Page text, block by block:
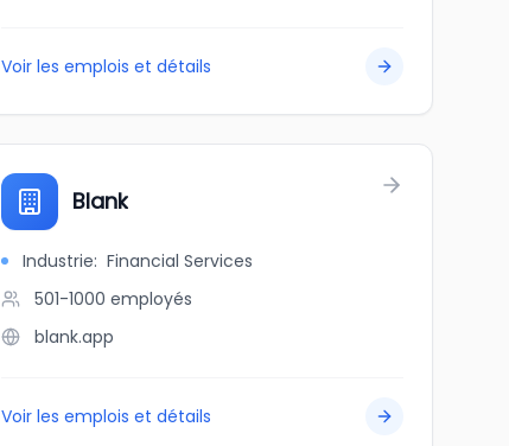
Voir les emplois et détails
Blank
Industrie: Financial Services
501-1000 employés
blank.app
Voir les emplois et détails